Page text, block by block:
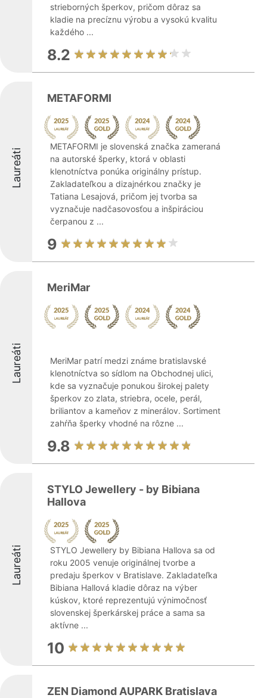
strieborných šperkov, pričom dôraz sa
kladie na precíznu výrobu a vysokú kvalitu
každého ...
8.2
Laureáti
METAFORMI
METAFORMI je slovenská značka zameraná
na autorské šperky, ktorá v oblasti
klenotníctva ponúka originálny prístup.
Zakladateľkou a dizajnérkou značky je
Tatiana Lesajová, pričom jej tvorba sa
vyznačuje nadčasovosťou a inšpiráciou
čerpanou z ...
9
Laureáti
MeriMar
MeriMar patrí medzi známe bratislavské
klenotníctva so sídlom na Obchodnej ulici,
kde sa vyznačuje ponukou širokej palety
šperkov zo zlata, striebra, ocele, perál,
briliantov a kameňov z minerálov. Sortiment
zahŕňa šperky vhodné na rôzne ...
9.8
Laureáti
STYLO Jewellery - by Bibiana
Hallova
STYLO Jewellery by Bibiana Hallova sa od
roku 2005 venuje originálnej tvorbe a
predaju šperkov v Bratislave. Zakladateľka
Bibiana Hallová kladie dôraz na výber
kúskov, ktoré reprezentujú výnimočnosť
slovenskej šperkárskej práce a sama sa
aktívne ...
10
ZEN Diamond AUPARK Bratislava